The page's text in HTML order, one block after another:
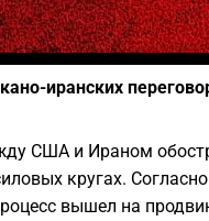
иранских
США и Ираном
кругах.
вышел на